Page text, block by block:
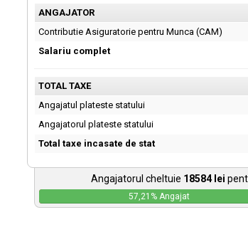
ANGAJATOR
Contributie Asiguratorie pentru Munca (CAM)
Salariu complet
TOTAL TAXE
Angajatul plateste statului
Angajatorul plateste statului
Total taxe incasate de stat
Angajatorul cheltuie 18584 lei
57,21 % Angajat